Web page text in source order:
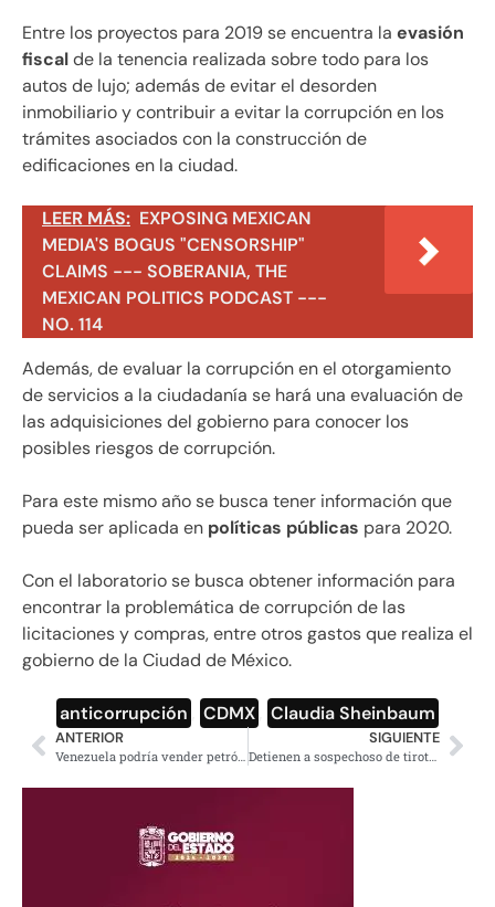
Entre los proyectos para 2019 se encuentra la evasión
fiscalde la tenencia realizada sobre todo para los
autos de lujo; además de evitar el desorden
inmobiliario y contribuir a evitar la corrupción en los
trámites asociados con la construcción de
edificaciones en la ciudad.
LEER MÁS: EXPOSING MEXICAN
MEDIA'S BOGUS "CENSORSHIP"
CLAIMS --- SOBERANIA, THE
MEXICAN POLITICS PODCAST ---
NO. 114
Además, de evaluar la corrupción en el otorgamiento
de servicios a la ciudadanía se hará una evaluación de
las adquisiciones del gobierno para conocer los
posibles riesgos de corrupción.
Para este mismo año se busca tener información que
pueda ser aplicada en políticas públicas para 2020.
Con el laboratorio se busca obtener información para
encontrar la problemática de corrupción de las
licitaciones y compras, entre otros gastos que realiza el
gobierno de la Ciudad de México.
anticorrupción CDMX Claudia Sheinbaum
ANTERIOR SIGUIENTE
Detienen a sospechoso de tiroteo en Utrecht, Holanda